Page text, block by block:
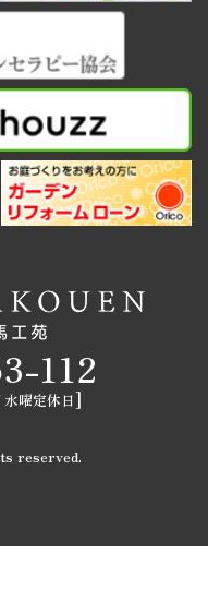
112
水曜定休日
reserved.